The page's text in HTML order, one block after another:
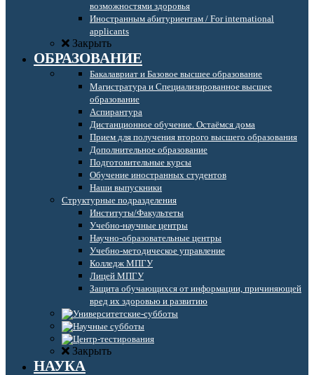
возможностями здоровья
Иностранным абитуриентам / For international
applicants
Закрыть
ОБРАЗОВАНИЕ
Бакалавриат и Базовое высшее образование
Магистратура и Специализированное высшее
образование
Аспирантура
Дистанционное обучение. Остаёмся дома
Прием для получения второго высшего образования
Дополнительное образование
Подготовительные курсы
Обучение иностранных студентов
Наши выпускники
Структурные подразделения
Институты/Факультеты
Учебно-научные центры
Научно-образовательные центры
Учебно-методическое управление
Колледж МПГУ
Лицей МПГУ
Защита обучающихся от информации, причиняющей
вред их здоровью и развитию
Закрыть
НАУКА